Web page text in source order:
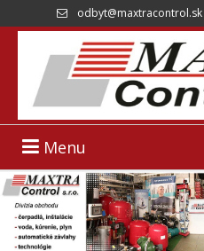
odbyt@maxtracontrol.sk
Menu